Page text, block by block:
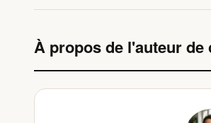
À propos de l'auteur de